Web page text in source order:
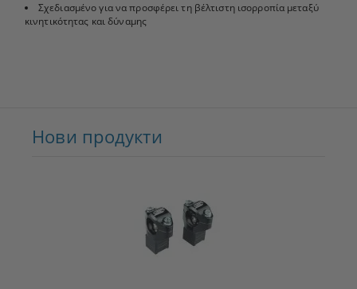
Σχεδιασμένο για να προσφέρει τη βέλτιστη ισορροπία μεταξύ
κινητικότητας και δύναμης
Нови продукти